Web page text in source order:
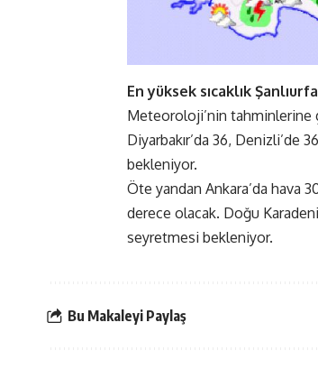
En yüksek sıcaklık
Meteoroloji’nin tahminlerine
Diyarbakır’da 36, Denizli’de
bekleniyor.
Öte yandan Ankara’da hava
derece olacak. Doğu
seyretmesi bekleniyor.
Bu Makaleyi Paylaş